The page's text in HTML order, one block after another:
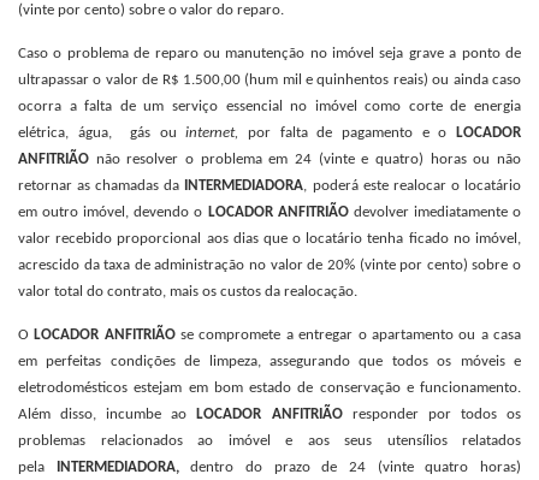
(vinte por cento) sobre o valor do reparo.
Caso o problema de reparo ou manutenção no imóvel seja grave a ponto de
ultrapassar o valor de R$ 1.500,00 (hum mil e quinhentos reais) ou ainda caso
ocorra a falta de um serviço essencial no imóvel como corte de energia
elétrica, água, gás ou internet, por falta de pagamento e o
LOCADOR
ANFITRIÃO não resolver o problema em 24 (vinte e quatro) horas ou não
retornar as chamadas da
INTERMEDIADORA, poderá este realocar o locatário
em outro imóvel, devendo o LOCADOR ANFITRIÃO devolver imediatamente o
valor recebido proporcional aos dias que o locatário tenha ficado no imóvel,
acrescido da taxa de administração no valor de 20% (vinte por cento) sobre o
valor total do contrato, mais os custos da realocação.
O LOCADOR ANFITRIÃOse compromete a entregar o apartamento ou a casa
em perfeitas condições de limpeza, assegurando que todos os móveis e
eletrodomésticos estejam em bom estado de conservação e funcionamento.
Além disso, incumbe ao
LOCADOR ANFITRIÃO responder por todos os
problemas relacionados ao imóvel e aos seus utensílios relatados
pela
INTERMEDIADORA,dentro do prazo de 24 (vinte quatro horas)